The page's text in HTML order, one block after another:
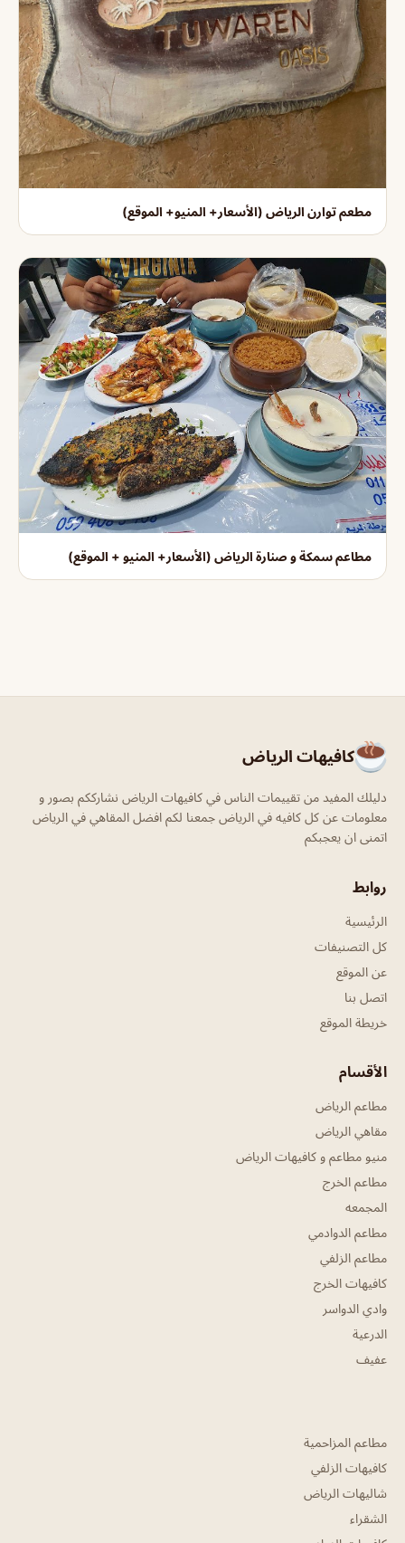
مطعم توارن الرياض (الأسعار+ المنيو+ الموقع)
مطاعم سمكة و صنارة الرياض (الأسعار+ المنيو + الموقع)
كافيهات الرياض
دليلك المفيد من تقييمات الناس في كافيهات الرياض نشارككم بصور و
معلومات عن كل كافيه في الرياض جمعنا لكم افضل المقاهي في الرياض
اتمنى ان يعجبكم
روابط
الرئيسية
كل التصنيفات
عن الموقع
اتصل بنا
خريطة الموقع
الأقسام
مطاعم الرياض
مقاهي الرياض
منيو مطاعم و كافيهات الرياض
مطاعم الخرج
المجمعه
مطاعم الدوادمي
مطاعم الزلفي
كافيهات الخرج
وادي الدواسر
الدرعية
عفيف
مطاعم المزاحمية
كافيهات الزلفي
شاليهات الرياض
الشقراء